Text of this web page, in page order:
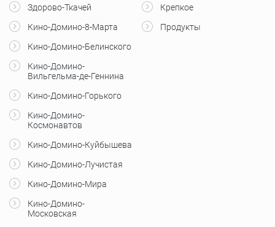
Здорово-Ткачей
Кино-Домино-8-Марта
Кино-Домино-Белинского
Кино-Домино-
Вильгельма-де-Геннина
Кино-Домино-Горького
Кино-Домино-
Космонавтов
Кино-Домино-Куйбышева
Кино-Домино-Лучистая
Кино-Домино-Мира
Кино-Домино-
Московская
Крепкое
Продукты